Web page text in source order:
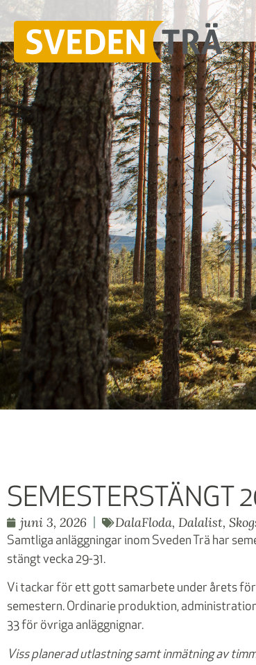
SEMESTERSTÄNGT
juni 3, 2026 DalaFloda, Dalalist,
Samtliga anläggningar inom Sveden Trä har
stängt vecka 29-31.
Vi tackar för ett gott samarbete under årets
semestern. Ordinarie produktion,
33 för övriga anläggnignar.
Viss planerad utlastning samt inmätning av